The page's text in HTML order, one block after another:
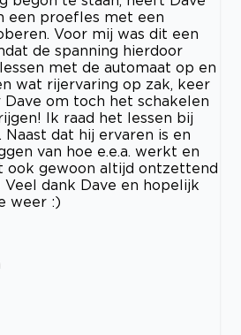
een proefles met een
Voor mij was dit een
de spanning hierdoor
met de automaat op en
wat rijervaring op zak, keer
Dave om toch het schakelen
Ik raad het lessen bij
Naast dat hij ervaren is en
van hoe e.e.a. werkt en
ook gewoon altijd ontzettend
dank Dave en hopelijk
weer :)